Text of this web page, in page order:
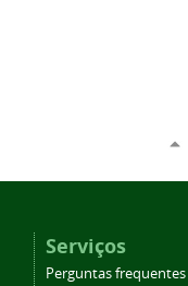
Serviços
Perguntas frequentes